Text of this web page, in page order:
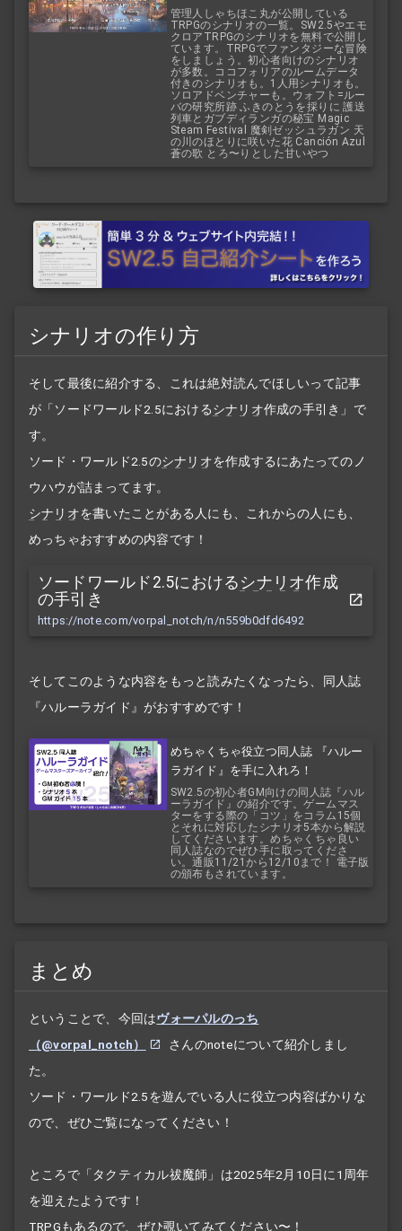
管理人しゃちほこ丸が公開している
TRPGのシナリオの一覧。SW2.5やエモ
クロアTRPGのシナリオを無料で公開し
ています。TRPGでファンタジーな冒険
をしましょう。初心者向けのシナリオ
が多数。ココフォリアのルームデータ
付きのシナリオも。1人用シナリオも。
ソロアドベンチャーも。ウォフト=ルー
バの研究所跡 ふきのとうを採りに 護送
列車とガブディランガの秘宝 Magic
Steam Festival 魔剣ゼッシュラガン 天
の川のほとりに咲いた花 Canción Azul
蒼の歌 とろ〜りとした甘いやつ
シナリオの作り方
そして最後に紹介する、これは絶対読んでほしいって記事
が「ソードワールド2.5におけるシナリオ作成の手引き」で
す。
ソード・ワールド2.5のシナリオを作成するにあたってのノ
ウハウが詰まってます。
シナリオを書いたことがある人にも、これからの人にも、
めっちゃおすすめの内容です！
ソードワールド2.5における シナリオ作成
の手引き
https://note.com/vorpal_notch/n/n559b0dfd6492
そしてこのような内容をもっと読みたくなったら、同人誌
『ハルーラガイド』がおすすめです！
めちゃくちゃ役立つ同人誌 『ハルー
ラガイド』を手に入れろ！
SW2.5の初心者GM向けの同人誌『ハル
ーラガイド』の紹介です。ゲームマス
ターをする際の「コツ」をコラム15個
とそれに対応したシナリオ5本から解説
してくださいます。めちゃくちゃ良い
同人誌なのでぜひ手に取ってくださ
い。通販11/21から12/10まで！ 電子版
の頒布もされています。
まとめ
ということで、今回はヴォーパルのっち
（@vorpal_notch）
さんのnoteについて紹介しまし
た。
ソード・ワールド2.5を遊んでいる人に役立つ内容ばかりな
ので、ぜひご覧になってください！
ところで「タクティカル祓魔師」は2025年2月10日に1周年
を迎えたようです！
TRPGもあるので、ぜひ覗いてみてください〜！